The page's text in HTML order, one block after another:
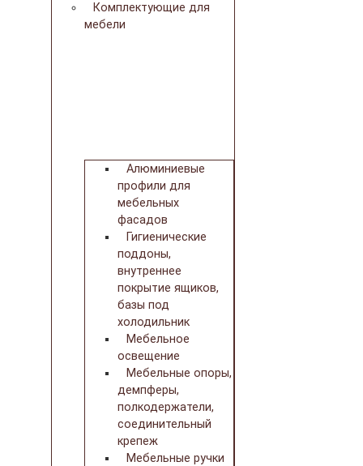
Комплектующие для
мебели
Алюминиевые
профили для
мебельных
фасадов
Гигиенические
поддоны,
внутреннее
покрытие ящиков,
базы под
холодильник
Мебельное
освещение
Мебельные опоры,
демпферы,
полкодержатели,
соединительный
крепеж
Мебельные ручки